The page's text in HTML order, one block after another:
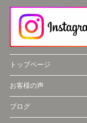
トップページ
お客様の声
ブログ